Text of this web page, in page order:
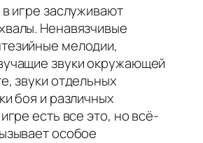
игре заслуживают
Ненавязчивые
мелодии,
звуки окружающей
звуки отдельных
боя и различных
есть все это, но всё-
особое